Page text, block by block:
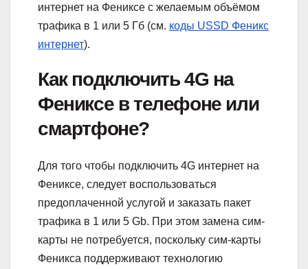
интернет на Фениксе с желаемым объёмом
трафика в 1 или 5 Гб (см. коды USSD Феникс
интернет).
Как подключить 4G на
Фениксе в телефоне или
смартфоне?
Для того чтобы подключить 4G интернет на
Фениксе, следует воспользоваться
предоплаченной услугой и заказать пакет
трафика в 1 или 5 Gb. При этом замена сим-
карты не потребуется, поскольку сим-карты
Феникса поддерживают технологию